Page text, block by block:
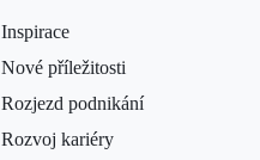
Inspirace
Nové příležitosti
Rozjezd podnikání
Rozvoj kariéry